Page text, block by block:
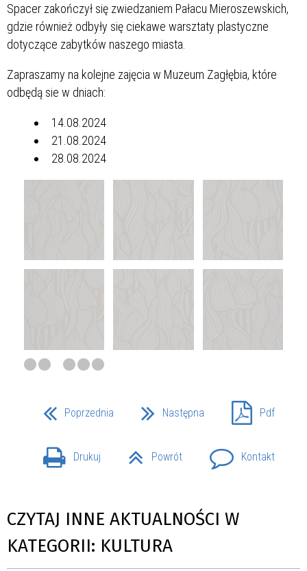
Spacer zakończył się zwiedzaniem Pałacu Mieroszewskich,
gdzie również odbyły się ciekawe warsztaty plastyczne
dotyczące zabytków naszego miasta.
Zapraszamy na kolejne zajęcia w Muzeum Zagłębia, które
odbędą sie w dniach:
14.08.2024
21.08.2024
28.08.2024
Poprzednia Następna Pdf
Drukuj Powrót Kontakt
CZYTAJ INNE AKTUALNOŚCI W
KATEGORII: KULTURA